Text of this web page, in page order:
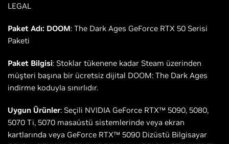
LEGAL
Paket Adı: DOOM: The Dark Ages GeForce RTX 50 Serisi
Paketi
Paket Bilgisi: Stoklar tükenene kadar Steam üzerinden
müşteri başına bir ücretsiz dijital DOOM: The Dark Ages
indirme koduyla sınırlıdır.
Uygun Ürünler: Seçili NVIDIA GeForce RTX™ 5090, 5080,
5070 Ti, 5070 masaüstü sistemlerinde veya ekran
kartlarında veya GeForce RTX™ 5090 Dizüstü Bilgisayar